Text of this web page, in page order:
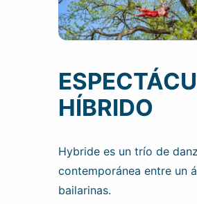
HÍBRIDO
Hybride es un trío de
contemporánea entre un
bailarinas.